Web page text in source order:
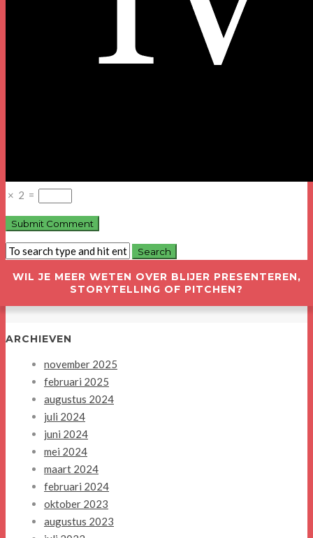
× 2 =
WIL JE MEER WETEN OVER BLIJER PRESENTEREN,
STORYTELLING OF PITCHEN?
ARCHIEVEN
november 2025
februari 2025
augustus 2024
juli 2024
juni 2024
mei 2024
maart 2024
februari 2024
oktober 2023
augustus 2023